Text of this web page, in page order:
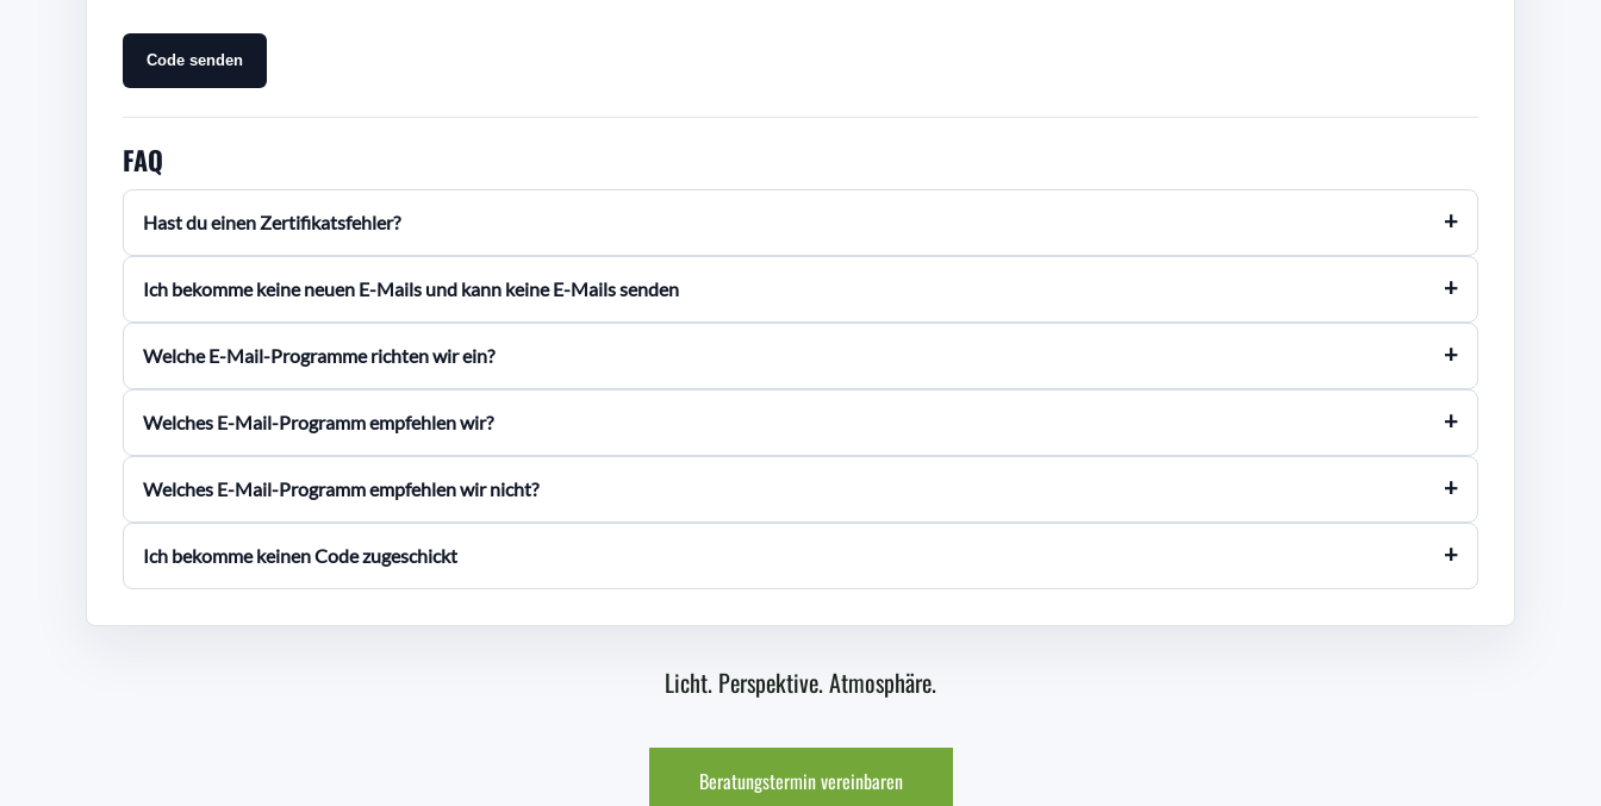
Code senden
FAQ
Hast du einen Zertifikatsfehler?
Ich bekomme keine neuen E-Mails und kann keine E-Mails senden
Welche E-Mail-Programme richten wir ein?
Welches E-Mail-Programm empfehlen wir?
Welches E-Mail-Programm empfehlen wir nicht?
Ich bekomme keinen Code zugeschickt
Licht. Perspektive. Atmosphäre.
Beratungstermin vereinbaren